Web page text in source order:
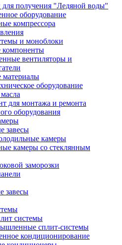
для получения "Ледяной воды"
оборудование
компрессора
и моноблоки
вентиляторы и
материалы
оборудование
для монтажа и ремонта
оборудования
завесы
камеры
камеры со стеклянным
заморозки
завесы
системы
сплит-системы
кондиционирование